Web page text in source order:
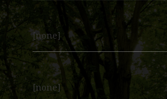
[none]
[none]